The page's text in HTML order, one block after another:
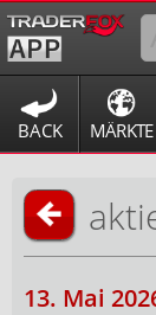
BACK MÄRKTE
13. Mai